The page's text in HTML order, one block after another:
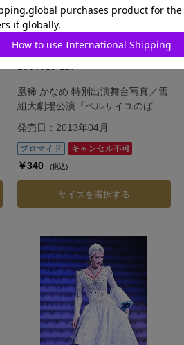
1304013-117
凰稀 かなめ 特別出演舞台写真／雪
組大劇場公演『ベルサイユのば
ら』―フェルゼン編―
発売日：2013年04月
￥340 (税込)
サイズを選択する